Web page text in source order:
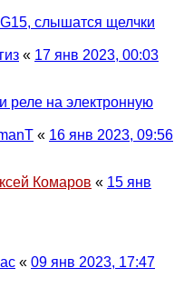
слышатся щелчки
« 17 янв 2023, 00:03
реле на электронную
« 16 янв 2023, 09:56
Комаров « 15 янв
« 09 янв 2023, 17:47